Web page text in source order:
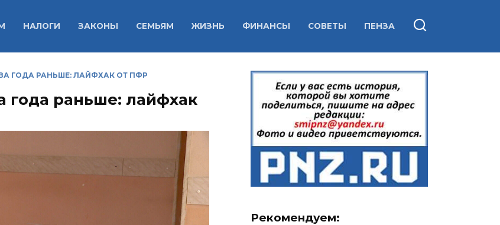
НАЛОГИ ЗАКОНЫ СЕМЬЯМ ЖИЗНЬ ФИНАНСЫ СОВЕТЫ ПЕНЗА
ГОДА РАНЬШЕ: ЛАЙФХАК ОТ ПФР
года раньше: лайфхак
Рекомендуем: